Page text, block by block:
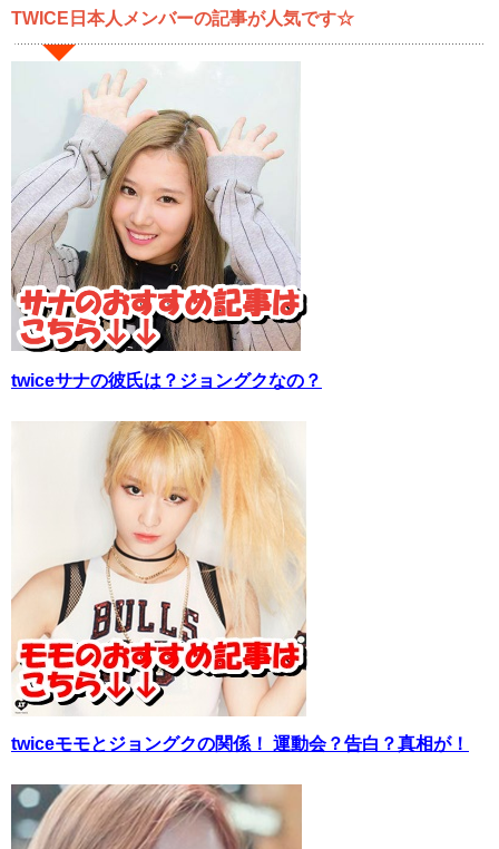
TWICE日本人メンバーの記事が人気です☆
twiceサナの彼氏は？ジョングクなの？
twiceモモとジョングクの関係！ 運動会？告白？真相が！